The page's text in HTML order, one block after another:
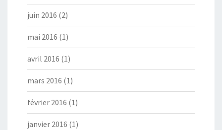
juin 2016 (2)
mai 2016 (1)
avril 2016 (1)
mars 2016 (1)
février 2016 (1)
janvier 2016 (1)